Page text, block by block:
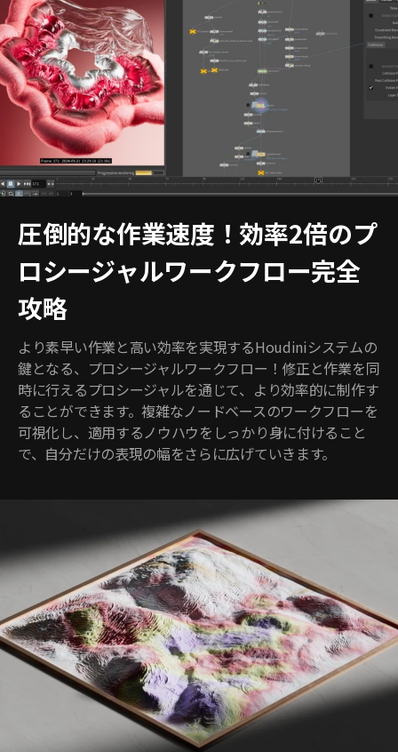
圧倒的な作業速度！効率2倍のプ
ロシージャルワークフロー完全
攻略
より素早い作業と高い効率を実現するHoudiniシステムの
鍵となる、プロシージャルワークフロー！修正と作業を同
時に行えるプロシージャルを通じて、より効率的に制作す
ることができます。複雑なノードベースのワークフローを
可視化し、適用するノウハウをしっかり身に付けること
で、自分だけの表現の幅をさらに広げていきます。